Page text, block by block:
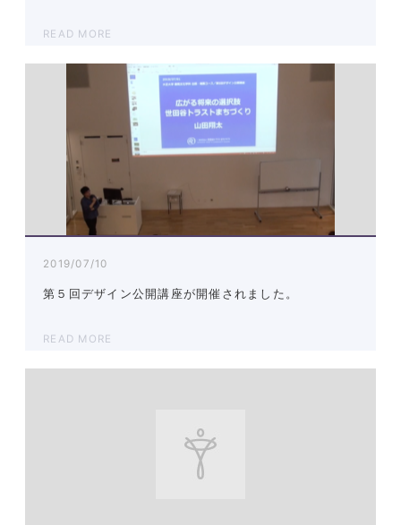
READ MORE
2019/07/10
第５回デザイン公開講座が開催されました。
READ MORE